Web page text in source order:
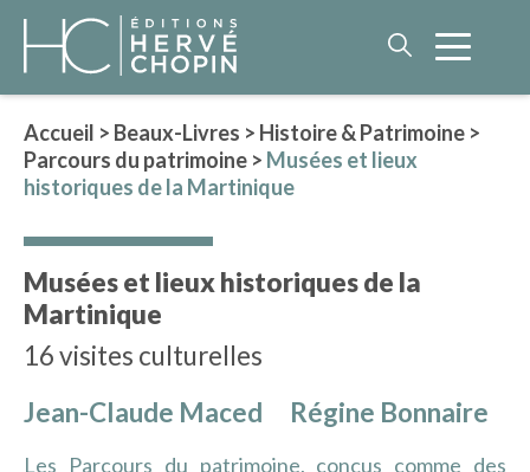
LITTÉRATURE
NOS AUTEURS
ROMAN HISTORIQUE
LITTÉRATURE GÉNÉRALE
PHILOSOPHIE
Accueil > Beaux-Livres > Histoire & Patrimoine >
Parcours du patrimoine > Musées et lieux
historiques de la Martinique
Musées et lieux historiques de la
Martinique
16 visites culturelles
Jean-Claude Maced
Régine Bonnaire
Les Parcours du patrimoine, conçus comme des